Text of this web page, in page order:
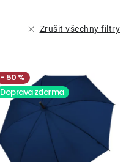
Zrušit všechny filtry
50 %
Doprava zdarma